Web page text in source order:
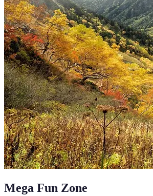
Mega Fun Zone